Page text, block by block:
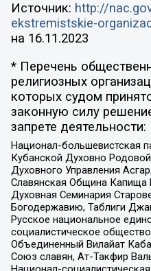
Источник: http://
ekstremistskie-
на 16.11.2023
* Перечень
религиозных
которых судом
законную силу
запрете деятельности:
Национал-большевистская
Кубанской Духовно
Духовного Управления
Славянская Община
Духовная Семинария
Богодержавию, Таблиги
Русское национальное
социалистическое
Объединенный Вилайат
Союз славян, Ат-Такфир